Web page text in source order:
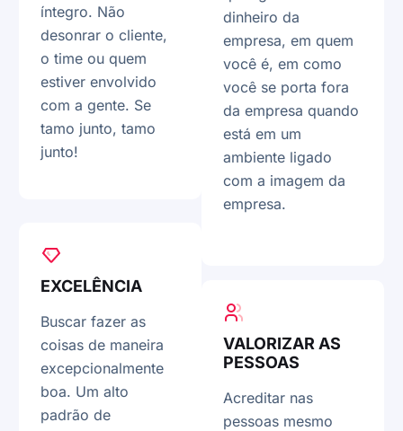
íntegro. Não
desonrar o cliente,
o time ou quem
estiver envolvido
com a gente. Se
tamo junto, tamo
junto!
EXCELÊNCIA
Buscar fazer as
coisas de maneira
excepcionalmente
boa. Um alto
padrão de
dinheiro da
empresa, em quem
você é, em como
você se porta fora
da empresa quando
está em um
ambiente ligado
com a imagem da
empresa.
VALORIZAR AS
PESSOAS
Acreditar nas
pessoas mesmo